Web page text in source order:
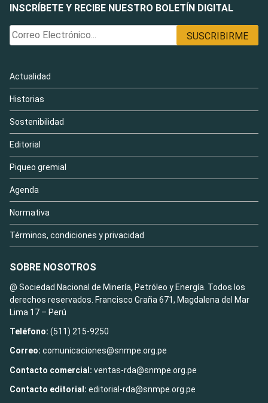
INSCRÍBETE Y RECIBE NUESTRO BOLETÍN DIGITAL
Actualidad
Historias
Sostenibilidad
Editorial
Piqueo gremial
Agenda
Normativa
Términos, condiciones y privacidad
SOBRE NOSOTROS
@ Sociedad Nacional de Minería, Petróleo y Energía. Todos los
derechos reservados. Francisco Graña 671, Magdalena del Mar
Lima 17 – Perú
Teléfono: (511) 215-9250
Correo: comunicaciones@snmpe.org.pe
Contacto comercial: ventas-rda@snmpe.org.pe
Contacto editorial: editorial-rda@snmpe.org.pe